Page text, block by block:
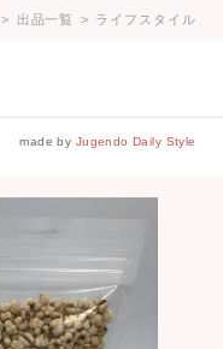
> 出品一覧 > ライフスタイル
made by Jugendo Daily Style